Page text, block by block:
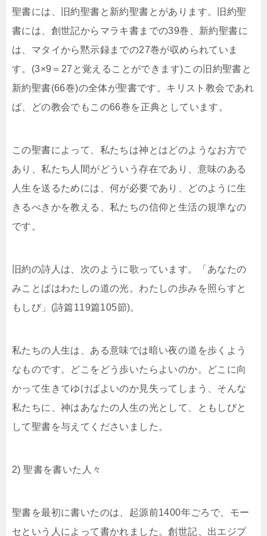
聖書には、旧約聖書と新約聖書とがあります。旧約聖
書には、創世記からマラキ書までの39巻、新約聖書に
は、マタイから黙示録までの27巻が収められていま
す。(3×9＝27と覚えることができます)この旧約聖書と
新約聖書(66巻)の全体が聖書です。キリスト教会であれ
ば、どの教会でもこの66巻を正典としています。
この聖書によって、私たちは神とはどのようなお方で
あり、私たち人間がどういう存在であり、意味のある
人生を送るためには、何が必要であり、どのように生
きるべきかを教える、私たちの信仰と生活の規準なの
です。
旧約の詩人は、次のように歌っています。「あなたの
みことばはわたしの道の光。わたしの歩みを照らすと
もしび」(詩篇119篇105節)。
私たちの人生は、ある意味では暗い夜の道を歩くよう
なものです。どこをどう歩いたらよいのか。どこに向
かって生きてゆけばよいのか見失ってしまう、そんな
私たちに、神はあなたの人生の光として、ともしびと
して聖書を与えてくださいました。
2) 聖書を書いた人々
聖書を最初に書いたのは、起源前1400年ごろで、モー
セという人によって書かれました。創世記、出エジプ